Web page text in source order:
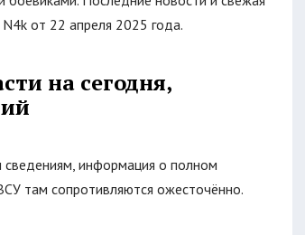
от 22 апреля 2025 года.
на сегодня,
информация о полном
там сопротивляются ожесточённо.